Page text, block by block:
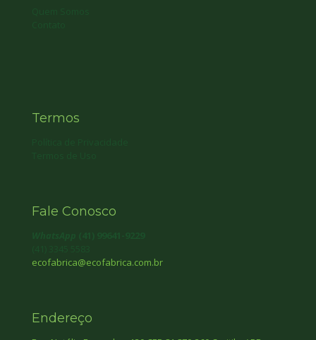
Termos
Fale Conosco
ecofabrica@ecofabrica.com.br
Endereço